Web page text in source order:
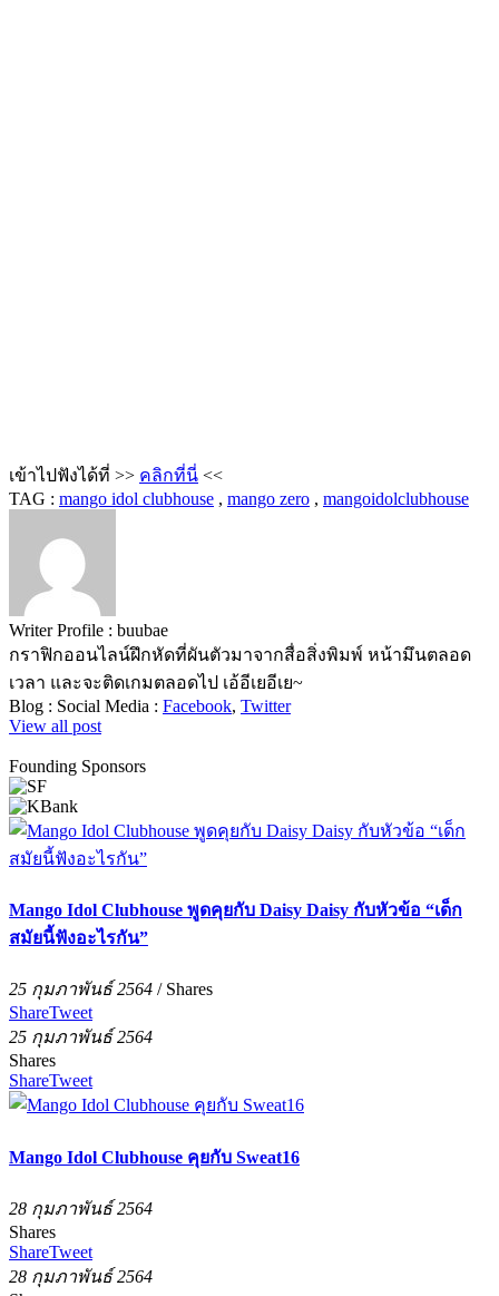
เข้าไปฟังได้ที่ >> คลิกที่นี่ <<
TAG : mango idol clubhouse , mango zero , mangoidolclubhouse
Writer Profile : buubae
กราฟิกออนไลน์ฝึกหัดที่ผันตัวมาจากสื่อสิ่งพิมพ์ หน้ามึนตลอด
เวลา และจะติดเกมตลอดไป เอ้อีเยอีเย~
Blog : Social Media : Facebook, Twitter
View all post
Founding Sponsors
Mango Idol Clubhouse พูดคุยกับ Daisy Daisy กับหัวข้อ “เด็ก
สมัยนี้ฟังอะไรกัน”
25 กุมภาพันธ์ 2564 / Shares
ShareTweet
25 กุมภาพันธ์ 2564
Shares
ShareTweet
Mango Idol Clubhouse คุยกับ Sweat16
28 กุมภาพันธ์ 2564
Shares
ShareTweet
28 กุมภาพันธ์ 2564